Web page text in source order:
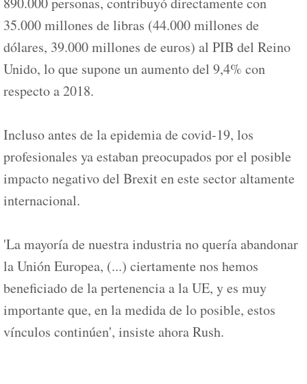
35.000 millones de libras (44.000 millones de
dólares, 39.000 millones de euros) al PIB del Reino
Unido, lo que supone un aumento del 9,4% con
respecto a 2018.
Incluso antes de la epidemia de covid-19, los
profesionales ya estaban preocupados por el posible
impacto negativo del Brexit en este sector altamente
internacional.
'La mayoría de nuestra industria no quería abandonar
la Unión Europea, (...) ciertamente nos hemos
beneficiado de la pertenencia a la UE, y es muy
importante que, en la medida de lo posible, estos
vínculos continúen', insiste ahora Rush.